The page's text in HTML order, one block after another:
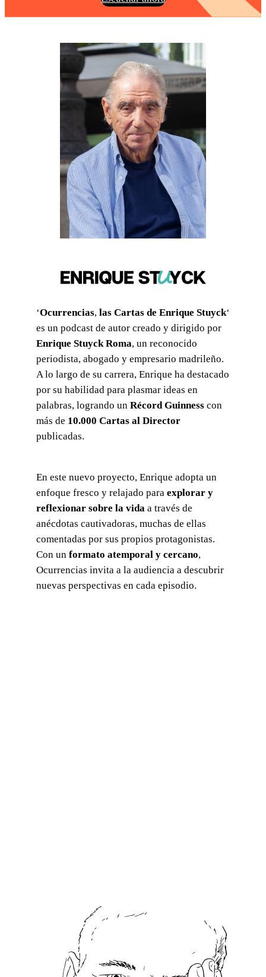
‘Ocurrencias, las Cartas de Enrique Stuyck‘
es un podcast de autor creado y dirigido por
Enrique Stuyck Roma, un reconocido
periodista, abogado y empresario madrileño.
A lo largo de su carrera, Enrique ha destacado
por su habilidad para plasmar ideas en
palabras, logrando un Récord Guinnesscon
más de 10.000 Cartas al Director
publicadas.
En este nuevo proyecto, Enrique adopta un
enfoque fresco y relajado para explorar y
reflexionar sobre la vidaa través de
anécdotas cautivadoras, muchas de ellas
comentadas por sus propios protagonistas.
Con un formato atemporal y cercano,
Ocurrencias invita a la audiencia a descubrir
nuevas perspectivas en cada episodio.